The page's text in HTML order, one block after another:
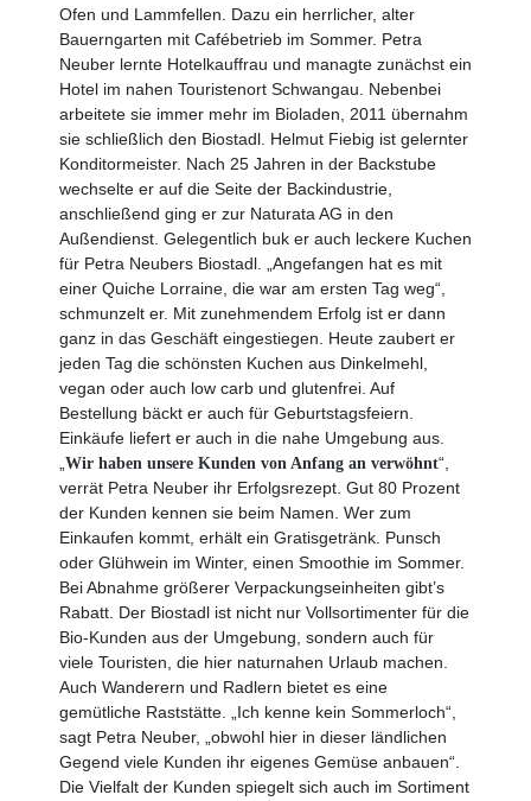
Ofen und Lammfellen. Dazu ein herrlicher, alter
Bauerngarten mit Café­betrieb im Sommer. Petra
Neuber lernte Hotelkauffrau und managte zunächst ein
Hotel im nahen Touristenort Schwangau. Nebenbei
arbeitete sie immer mehr im Bioladen, 2011 übernahm
sie schließlich den Biostadl. Helmut Fiebig ist gelernter
Konditormeister. Nach 25 Jahren in der Backstube
wechselte er auf die Seite der Backindustrie,
anschließend ging er zur Naturata AG in den
Außendienst. Gelegentlich buk er auch leckere Kuchen
für Petra Neubers Biostadl. „Angefangen hat es mit
einer Quiche Lorraine, die war am ersten Tag weg“,
schmunzelt er. Mit zunehmendem Erfolg ist er dann
ganz in das Geschäft eingestiegen. Heute zaubert er
jeden Tag die schönsten Kuchen aus Dinkelmehl,
vegan oder auch low carb und glutenfrei. Auf
Bestellung bäckt er auch für Geburtstagsfeiern.
Einkäufe liefert er auch in die nahe Umgebung aus.
Wir haben unsere Kunden von Anfang an verwöhnt“,
verrät Petra Neuber ihr Erfolgsrezept. Gut 80 Prozent
der Kunden kennen sie beim Namen. Wer zum
Einkaufen kommt, erhält ein Gratisgetränk. Punsch
oder Glühwein im Winter, einen Smoothie im Sommer.
Bei Abnahme größerer Verpackungseinheiten gibt’s
Rabatt. Der Biostadl ist nicht nur Vollsortimenter für die
Bio-Kunden aus der Umgebung, sondern auch für
viele Touristen, die hier naturnahen Urlaub machen.
Auch Wanderern und Radlern bietet es eine
gemütliche Raststätte. „Ich kenne kein Sommerloch“,
sagt Petra Neuber, „obwohl hier in dieser ländlichen
Gegend viele Kunden ihr eigenes Gemüse anbauen“.
Die Vielfalt der Kunden spiegelt sich auch im Sortiment